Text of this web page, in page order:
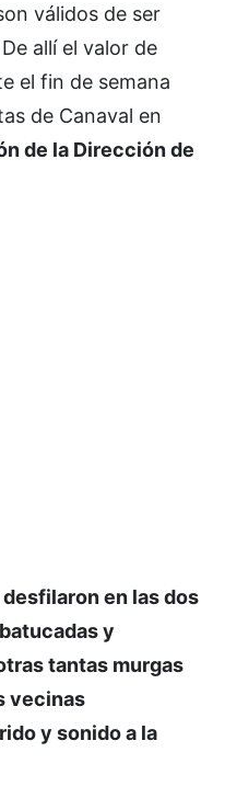
válidos de ser
allí el valor de
el fin de semana
de Canaval en
de la Dirección de
en las dos
y
tantas murgas
vecinas
y sonido a la